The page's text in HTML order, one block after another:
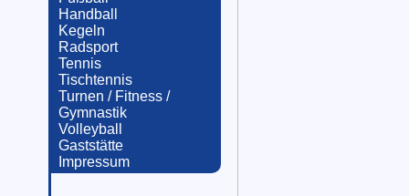
Handball
Kegeln
Radsport
Tennis
Tischtennis
Turnen / Fitness /
Gymnastik
Volleyball
Gaststätte
Impressum